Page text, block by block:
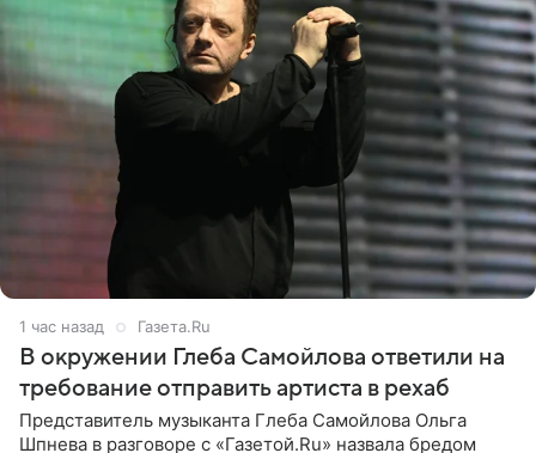
1 час назад Газета.Ru
В окружении Глеба Самойлова ответили на
требование отправить артиста в рехаб
Представитель музыканта Глеба Самойлова Ольга
Шпнева в разговоре с «Газетой.Ru» назвала бредом